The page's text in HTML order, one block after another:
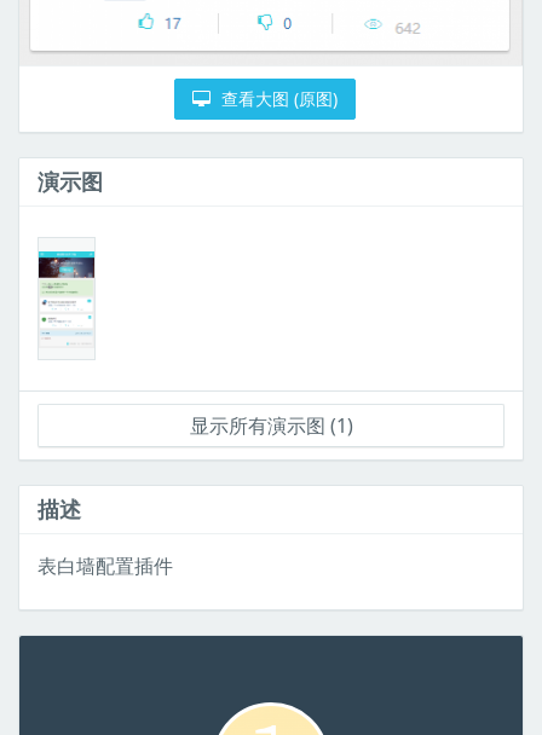
查看大图 (原图)
演示图
显示所有演示图 (1)
描述
表白墙配置插件